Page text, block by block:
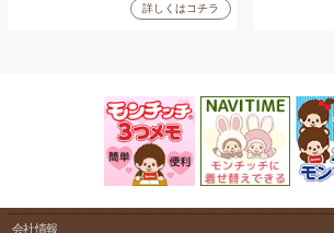
詳しくはコチラ
会社情報